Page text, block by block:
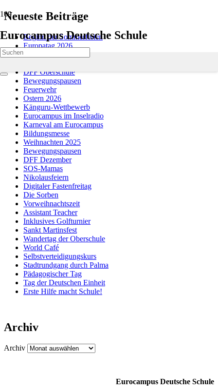
Eurocampus Deutsche Schule
Neueste Beiträge
Beginn der Sommerferien
Europatag 2026
DFF Oberschule
Bewegungspausen
Feuerwehr
Ostern 2026
Känguru-Wettbewerb
Eurocampus im Inselradio
Karneval am Eurocampus
Bildungsmesse
Weihnachten 2025
Bewegungspausen
DFF Dezember
SOS-Mamas
Nikolausfeiern
Digitaler Fastenfreitag
Die Sorben
Vorweihnachtszeit
Assistant Teacher
Inklusives Golfturnier
Sankt Martinsfest
Wandertag der Oberschule
World Café
Selbstverteidigungskurs
Stadtrundgang durch Palma
Pädagogischer Tag
Tag der Deutschen Einheit
Erste Hilfe macht Schule!
Archiv
Archiv
Eurocampus Deutsche Schule